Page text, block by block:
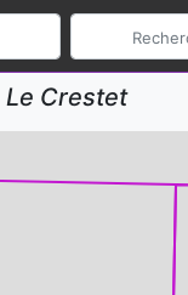
Le Crestet